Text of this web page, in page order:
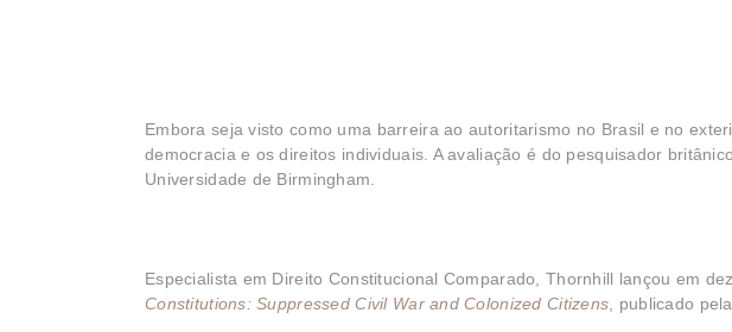
Embora seja visto como uma barreira ao autoritarismo no Brasil e no
democracia e os direitos individuais. A avaliação é do pesquisador britânico
Universidade de Birmingham.
Especialista em Direito Constitucional Comparado, Thornhill lançou em
Constitutions: Suppressed Civil War and Colonized Citizens, publicado